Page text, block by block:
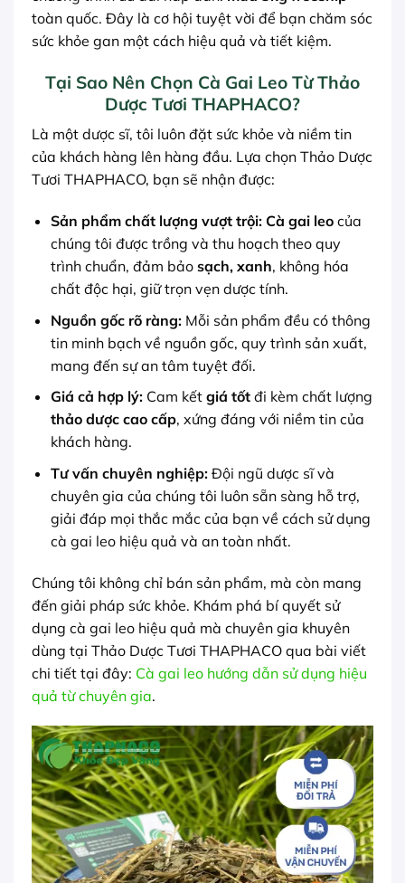
toàn quốc. Đây là cơ hội tuyệt vời để bạn chăm sóc
sức khỏe gan một cách hiệu quả và tiết kiệm.
Tại Sao Nên Chọn Cà Gai Leo Từ Thảo
Dược Tươi THAPHACO?
Là một dược sĩ, tôi luôn đặt sức khỏe và niềm tin
của khách hàng lên hàng đầu. Lựa chọn Thảo Dược
Tươi THAPHACO, bạn sẽ nhận được:
Sản phẩm chất lượng vượt trội: Cà gai leocủa
chúng tôi được trồng và thu hoạch theo quy
trình chuẩn, đảm bảo sạch, xanh, không hóa
chất độc hại, giữ trọn vẹn dược tính.
Nguồn gốc rõ ràng:Mỗi sản phẩm đều có thông
tin minh bạch về nguồn gốc, quy trình sản xuất,
mang đến sự an tâm tuyệt đối.
Giá cả hợp lý:Cam kết giá tốtđi kèm chất lượng
thảo dược cao cấp, xứng đáng với niềm tin của
khách hàng.
Tư vấn chuyên nghiệp:Đội ngũ dược sĩ và
chuyên gia của chúng tôi luôn sẵn sàng hỗ trợ,
giải đáp mọi thắc mắc của bạn về cách sử dụng
cà gai leo hiệu quả và an toàn nhất.
Chúng tôi không chỉ bán sản phẩm, mà còn mang
đến giải pháp sức khỏe. Khám phá bí quyết sử
dụng cà gai leo hiệu quả mà chuyên gia khuyên
dùng tại Thảo Dược Tươi THAPHACO qua bài viết
chi tiết tại đây: Cà gai leo hướng dẫn sử dụng hiệu
quả từ chuyên gia.